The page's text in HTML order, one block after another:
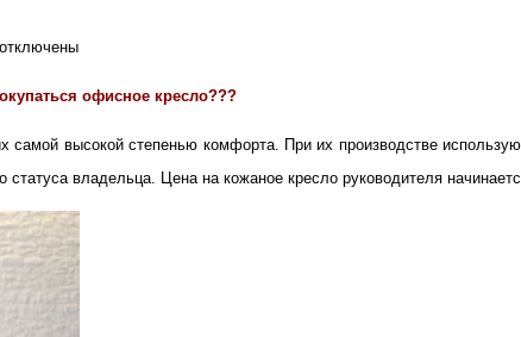
отключены
офисное кресло???
самой высокой степенью комфорта. При их производстве
владельца. Цена на кожаное кресло руководителя